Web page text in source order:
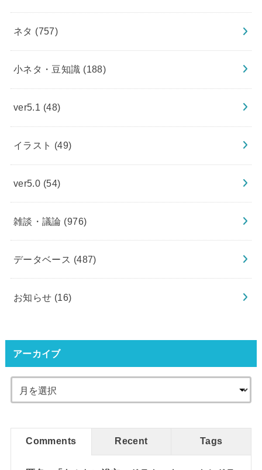
ネタ (757)
小ネタ・豆知識 (188)
ver5.1 (48)
イラスト (49)
ver5.0 (54)
雑談・議論 (976)
データベース (487)
お知らせ (16)
アーカイブ
Comments Recent Tags